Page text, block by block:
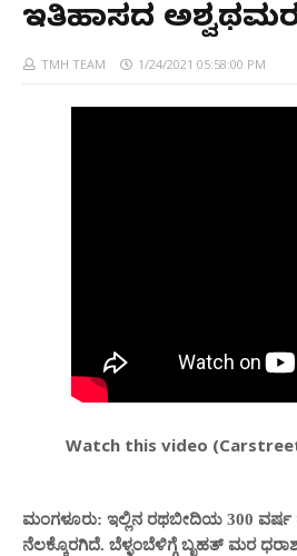
ಇತಿಹಾಸದ
TMH TEAM 1/24/2021 05:58:00 PM
Watch this video
ಮಂಗಳೂರು: ಇಲ್ಲಿನ ರಥಬೀದಿಯ 300
ನೆಲಕ್ಕೊರಗಿದೆ. ಬೆಳ್ಳಂಬೆಳಿಗ್ಗೆ ಬೃಹತ್ ಮರ